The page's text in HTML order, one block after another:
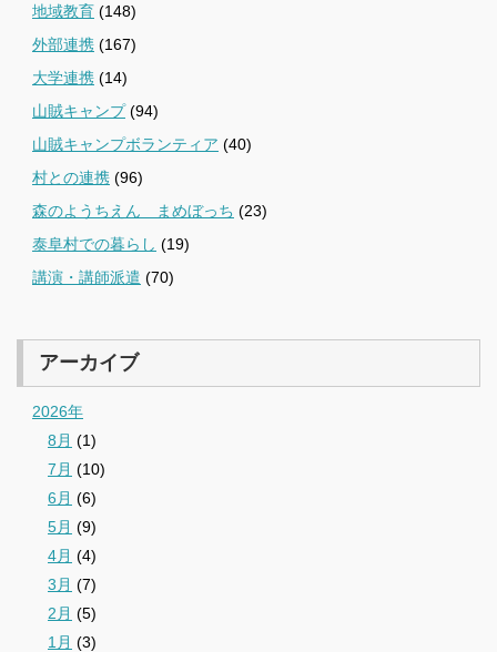
地域教育 (148)
外部連携 (167)
大学連携 (14)
山賊キャンプ(94)
山賊キャンプボランティア (40)
村との連携 (96)
森のようちえん まめぼっち (23)
泰阜村での暮らし (19)
講演・講師派遣 (70)
アーカイブ
2026年
8月 (1)
7月 (10)
6月 (6)
5月 (9)
4月 (4)
3月 (7)
2月 (5)
1月 (3)